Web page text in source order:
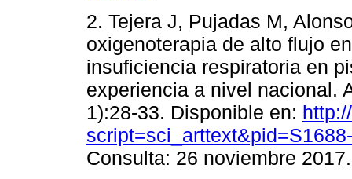
2. Tejera J, Pujadas M,
oxigenoterapia de alto flujo
insuficiencia respiratoria en
experiencia a nivel nacional.
1):28-33. Disponible en:
Consulta: 26 noviembre